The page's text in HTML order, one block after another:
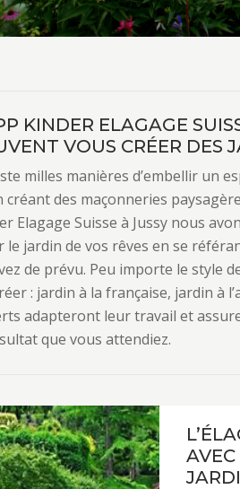
KINDER ELAGAGE
VOUS CRÉER DES
milles manières d’embellir un
créant des maçonneries
Elagage Suisse à Jussy nous
le jardin de vos rêves en se
de prévu. Peu importe le style
: jardin à la française, jardin à
adapteront leur travail et
que vous attendiez.